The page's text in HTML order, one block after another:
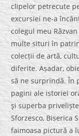
clipelor petrecute
excursiei ne-a
colegul meu
multe situri în
colecții de artă,
diferite. Așadar,
să ne surprindă. În
pagini ale istoriei
şi superba
Sforzesco, Biserica
faimoasa pictură a